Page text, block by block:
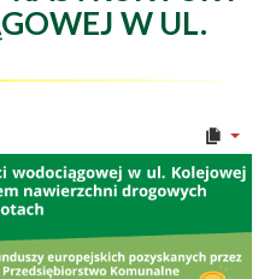
W UL.